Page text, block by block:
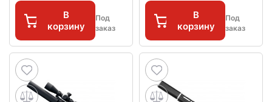
В
корзину
Под
заказ
В
корзину
Под
заказ